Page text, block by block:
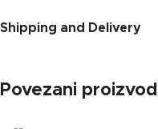
Shipping and Delivery
Povezani